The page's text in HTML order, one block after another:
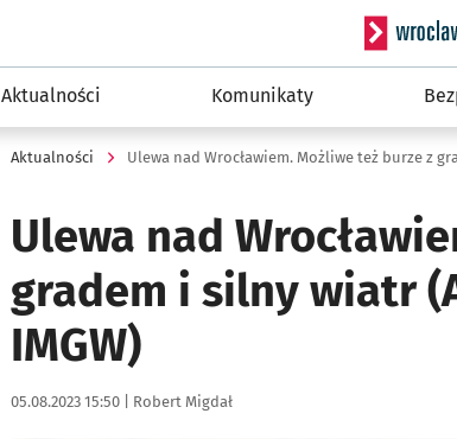
Serwis
Aktualności Komunikaty
Aktualności
Ulewa nad
gradem i silny wiatr
IMGW)
Data publikacji:
05.08.2023 15:50 | Autor:
Robert Migdał